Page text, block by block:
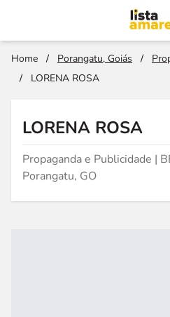
Home / Porangatu, Goiás /
/
LORENA ROSA
LORENA ROSA
Propaganda e Publicidade |
Porangatu, GO